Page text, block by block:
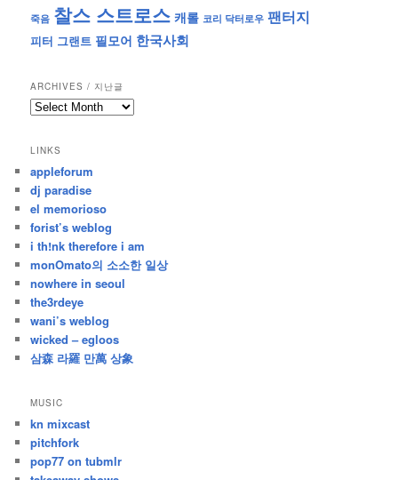
죽음 찰스 스트로스 캐롤 코리 닥터로우 팬터지
피터 그랜트 필모어 한국사회
ARCHIVES / 지난글
archives
난
글
LINKS
appleforum
dj paradise
el memorioso
forist’s weblog
i th!nk therefore i am
monOmato의 소소한 일상
nowhere in seoul
the3rdeye
wani’s weblog
wicked – egloos
삼森 라羅 만萬 상象
MUSIC
kn mixcast
pitchfork
pop77 on tubmlr